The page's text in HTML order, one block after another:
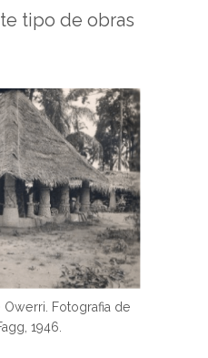
tipo de obras
Fotografia de
1946.